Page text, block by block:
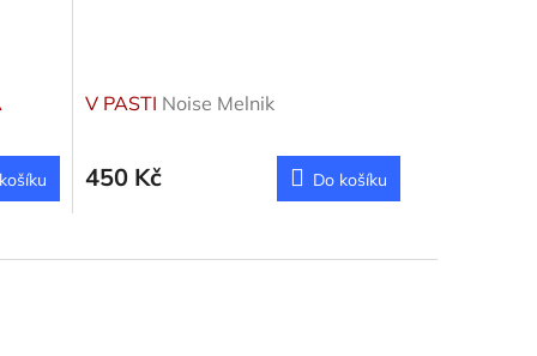
V PASTI Noise Melnik
450 Kč Do košíku